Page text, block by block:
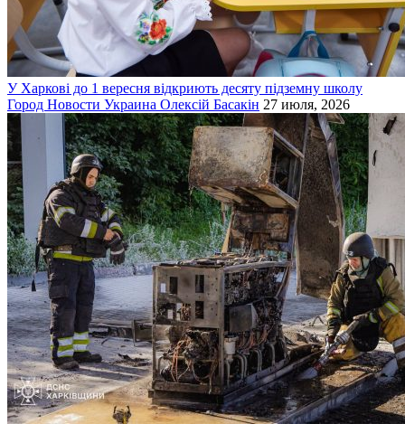
У Харкові до 1 вересня відкриють десяту підземну школу
Город Новости Украина Олексій Басакін 27 июля, 2026